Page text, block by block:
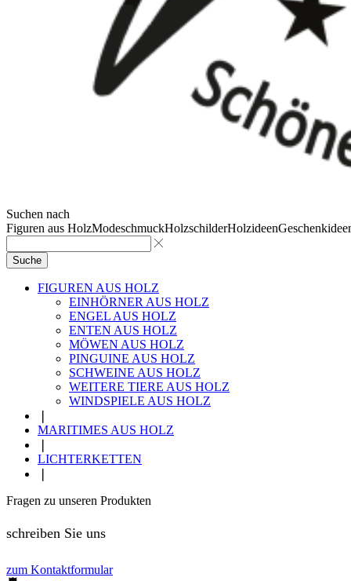
Suchen nach
Figuren aus HolzModeschmuckHolzschilderHolzideen
Suche
FIGUREN AUS HOLZ
EINHÖRNER AUS HOLZ
ENGEL AUS HOLZ
ENTEN AUS HOLZ
MÖWEN AUS HOLZ
PINGUINE AUS HOLZ
SCHWEINE AUS HOLZ
WEITERE TIERE AUS HOLZ
WINDSPIELE AUS HOLZ
MARITIMES AUS HOLZ
LICHTERKETTEN
Fragen zu unseren Produkten
schreiben Sie uns
zum Kontaktformular